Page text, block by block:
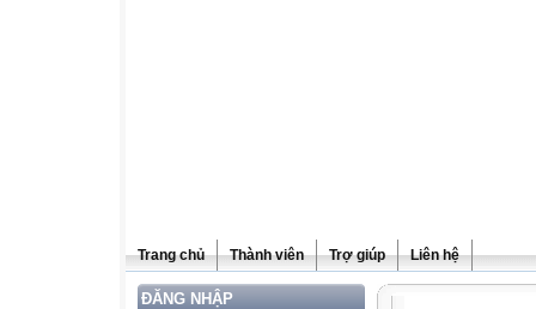
Trang chủ Thành viên Trợ giúp Liên hệ
ĐĂNG NHẬP